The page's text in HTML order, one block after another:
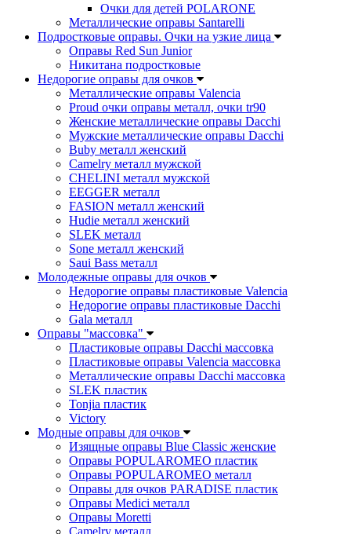
Очки для детей POLARONE
Металлические оправы Santarelli
Подростковые оправы. Очки на узкие лица
Оправы Red Sun Junior
Никитана подростковые
Недорогие оправы для очков
Металлические оправы Valencia
Proud очки оправы металл, очки tr90
Женские металлические оправы Dacchi
Мужские металлические оправы Dacchi
Buby металл женский
Camelry металл мужской
CHELINI металл мужской
EEGGER металл
FASION металл женский
Hudie металл женский
SLEK металл
Sone металл женский
Saui Bass металл
Молодежные оправы для очков
Недорогие оправы пластиковые Valencia
Недорогие оправы пластиковые Dacchi
Gala металл
Оправы "массовка"
Пластиковые оправы Dacchi массовка
Пластиковые оправы Valencia массовка
Металлические оправы Dacchi массовка
SLEK пластик
Tonjia пластик
Victory
Модные оправы для очков
Изящные оправы Blue Classic женские
Оправы POPULAROMEO пластик
Оправы POPULAROMEO металл
Оправы для очков PARADISE пластик
Оправы Medici металл
Оправы Moretti
Camelry металл